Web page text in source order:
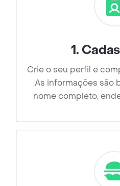
1.
Crie o seu perfil e
As informações são
nome completo,